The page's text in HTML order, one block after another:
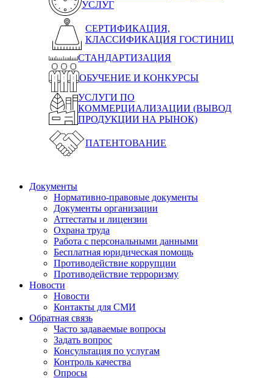
УСЛУГ
СЕРТИФИКАЦИЯ,
КЛАССИФИКАЦИЯ ГОСТИНИЦ
СТАНДАРТИЗАЦИЯ
ОБУЧЕНИЕ И КОНКУРСЫ
УСЛУГИ ПО
КОММЕРЦИАЛИЗАЦИИ (ВЫВОД
ПРОДУКЦИИ НА РЫНОК)
ПАТЕНТОВАНИЕ
Документы
Нормативно-правовые документы
Документы организации
Аттестаты и лицензии
Охрана труда
Работа с персональными данными
Бесплатная юридическая помощь
Противодействие коррупции
Противодействие терроризму
Новости
Новости
Контакты для СМИ
Обратная связь
Часто задаваемые вопросы
Задать вопрос
Консультация по услугам
Контроль качества
Опросы